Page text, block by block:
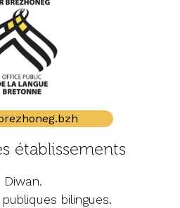
Divaskell
en-
établissements
bilingues.